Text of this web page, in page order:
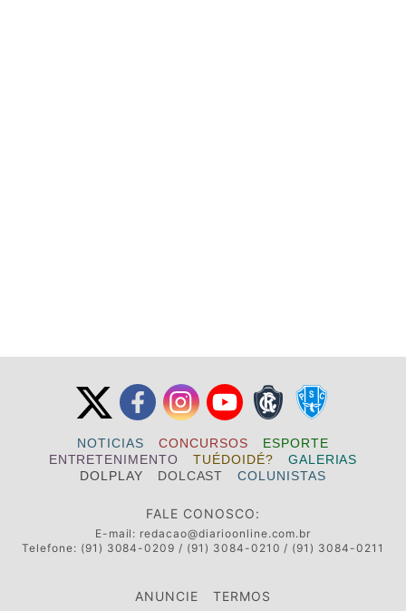
NOTICIAS CONCURSOS
ESPORTE
ENTRETENIMENTO
TUÉDOIDÉ?
GALERIAS
DOLPLAY
DOLCAST COLUNISTAS
FALE CONOSCO:
E-mail: redacao@diarioonline.com.br
Telefone: (91) 3084-0209 / (91) 3084-0210 / (91) 3084-0211
ANUNCIE TERMOS